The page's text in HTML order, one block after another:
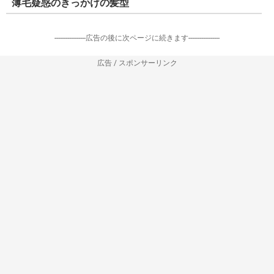
薄毛疑惑のきっかけの髪型
-----------------広告の後に次ページに続きます-----------------
広告 / スポンサーリンク